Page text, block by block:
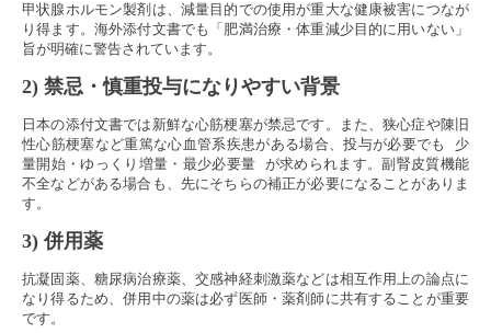
甲状腺ホルモン製剤は、減量目的での使用が重大な健康被害につなが
り得ます。海外添付文書でも「肥満治療・体重減少目的に用いない」
旨が明確に警告されています。
2) 禁忌・慎重投与になりやすい背景
日本の添付文書では新鮮な心筋梗塞が禁忌です。また、狭心症や陳旧
性心筋梗塞など重篤な心血管系疾患がある場合、投与が必要でも 少
量開始・ゆっくり増量・最少必要量 が求められます。副腎皮質機能
不全などがある場合も、先にそちらの補正が必要になることがありま
す。
3) 併用薬
抗凝固薬、糖尿病治療薬、交感神経刺激薬などは相互作用上の論点に
なり得るため、併用中の薬は必ず医師・薬剤師に共有することが重要
です。